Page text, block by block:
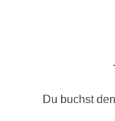
Du buchst